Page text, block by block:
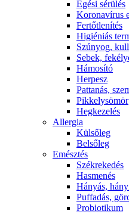
É́gési sérülés
Koronavírus
Fertőtlenítés
Higiéniás
Szúnyog,
Sebek,
Hámosító
Herpesz
Pattanás,
Pikkelysömör
Hegkezelés
Allergia
Külsőleg
Belsőleg
Emésztés
Székrekedés
Hasmenés
Hányás,
Puffadás,
Probiotikum